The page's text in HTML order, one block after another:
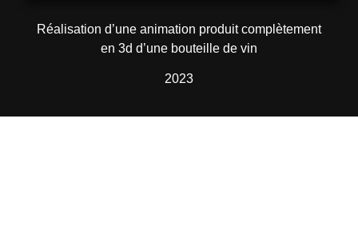
Réalisation d’une animation produit complètement
en 3d d’une bouteille de vin
2023